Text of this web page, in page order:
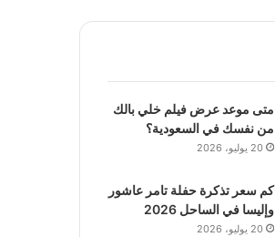
متى موعد عرض فيلم خلي بالك
من نفسك في السعودية؟
20 يوليو، 2026
كم سعر تذكرة حفلة تامر عاشور
وإليسا في الساحل 2026
20 يوليو، 2026